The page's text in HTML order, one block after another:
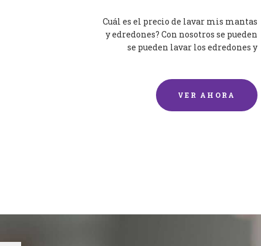
Cuál es el precio de lavar mis mantas
y edredones? Con nosotros se pueden
se pueden lavar los edredones y
VER AHORA